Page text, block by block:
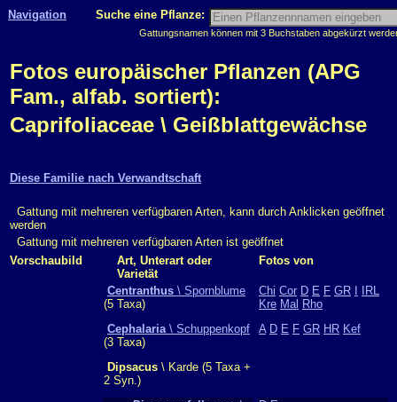
Navigation Suche eine Pflanze:
Gattungsnamen können mit 3 Buchstaben abgekürzt
Fotos europäischer Pflanzen (APG
Fam., alfab. sortiert):
Caprifoliaceae \ Geißblattgewächse
Diese Familie nach Verwandtschaft
Gattung mit mehreren verfügbaren Arten, kann durch Anklicken geöffnet
werden
Gattung mit mehreren verfügbaren Arten ist geöffnet
Vorschaubild
Art, Unterart oder
Varietät
Fotos von
Centranthus \ Spornblume
(5 Taxa)
Chi Cor D E F GR
IRL
Kre Mal Rho
Cephalaria\ Schuppenkopf
(3 Taxa)
A D E F GR HR Kef
Dipsacus \ Karde (5 Taxa +
2 Syn.)